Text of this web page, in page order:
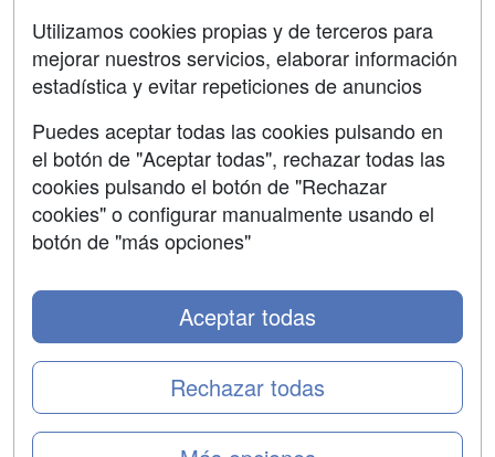
Grupo formazion:
Copyright 2000-2026 Formazion Web, S.L. - Calle
Fermín Caballero, 62 - 28034 Madrid Tel: 91 533 70 78
Utilizamos cookies propias y de terceros para
mejorar nuestros servicios, elaborar información
estadística y evitar repeticiones de anuncios
Puedes aceptar todas las cookies pulsando en
el botón de "Aceptar todas", rechazar todas las
cookies pulsando el botón de "Rechazar
cookies" o configurar manualmente usando el
botón de "más opciones"
Rechazar todas
Aceptar todas